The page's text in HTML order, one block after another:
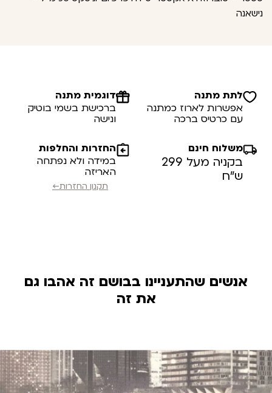
נישאנה
לתת מתנה
אפשרות לארוז כמתנה
עם כרטיס ברכה
דוגמית מתנה
ברכישת בשמי בוטיק
ונישה
משלוח חינם
בקניה מעל 299
ש”ח
החזרות והחלפות
במידה ולא נפתחה
האריזה
תקנון החזרות←
אנשים שהתעניינו בבושם זה אהבו גם
את זה